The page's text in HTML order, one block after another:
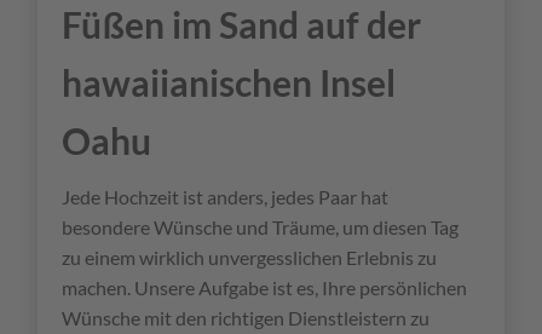
Füßen im Sand auf der
hawaiianischen Insel
Oahu
Jede Hochzeit ist anders, jedes Paar hat
besondere Wünsche und Träume, um diesen Tag
zu einem wirklich unvergesslichen Erlebnis zu
machen. Unsere Aufgabe ist es, Ihre persönlichen
Wünsche mit den richtigen Dienstleistern zu